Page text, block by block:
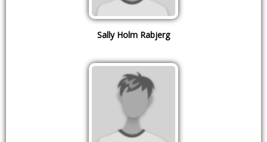
Sally Holm Rabjerg